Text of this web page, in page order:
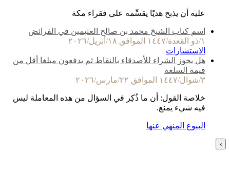
عليه أن يذبح هديًا يقسِّمه على فقراء مكة
اسم كتاب الشيخ محمد بن صالح العثيمين في الفرائض
١/ذو القعدة/١٤٤٧ الموافق ١٨/أبريل/٢٠٢٦
الاستشارات
هل يجوز الشراء للأصدقاء بالنقاط ثم يدفعون مبلغا أقل من
قيمة السلعة
٣/شوال/١٤٤٧ الموافق ٢٢/مارس/٢٠٢٦
خلاصة القول: أن ما ذُكِر في السؤال من هذه المعاملة ليس
فيه شيء يمنع.
البيوع المنهي عنها
›